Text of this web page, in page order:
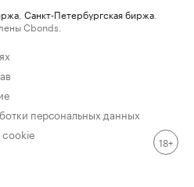
Санкт-Петербургская биржа
Cbonds.
персональных данных
cookie
18+